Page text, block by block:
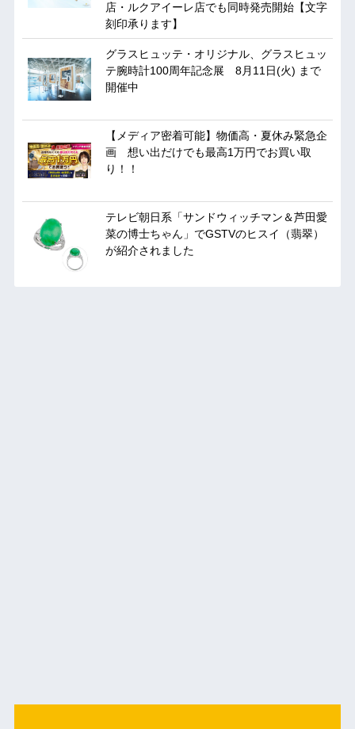
店・ルクアイーレ店でも同時発売開始【文字
刻印承ります】
グラスヒュッテ・オリジナル、グラスヒュッ
テ腕時計100周年記念展 8月11日(火) まで
開催中
【メディア密着可能】物価高・夏休み緊急企
画 想い出だけでも最高1万円でお買い取
り！！
テレビ朝日系「サンドウィッチマン＆芦田愛
菜の博士ちゃん」でGSTVのヒスイ（翡翠）
が紹介されました